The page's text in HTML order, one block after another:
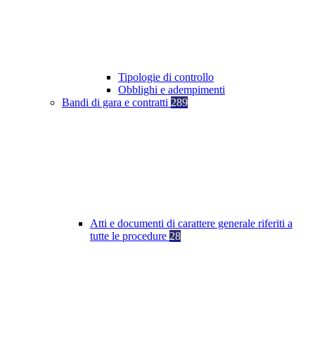
Tipologie di controllo
Obblighi e adempimenti
Bandi di gara e contratti 289
Atti e documenti di carattere generale riferiti a
tutte le procedure 28